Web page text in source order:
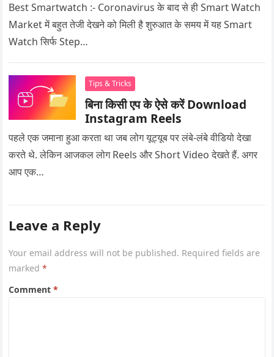
Best Smartwatch :- Coronavirus के बाद से ही Smart Watch
Market में बहुत तेजी देखने को मिली है शुरुआत के समय में यह Smart
Watch सिर्फ Step…
Tips & Tricks
बिना किसी एप के ऐसे करें Download
Instagram Reels
पहले एक जमाना हुआ करता था जब लोग यूट्यूब पर लंबे-लंबे वीडियो देखा
करते थे. लेकिन आजकल लोग Reels और Short Video देखते हैं. अगर
आप एक…
Leave a Reply
Your email address will not be published. Required fields are
marked*
Comment*